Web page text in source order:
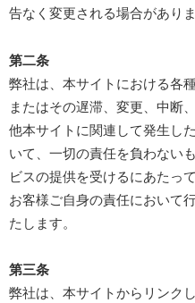
告なく変更される場合がありま
第二条
弊社は、本サイトにおける各
またはその遅滞、変更、中断
他本サイトに関連して発生し
いて、一切の責任を負わない
ビスの提供を受けるにあたっ
お客様ご自身の責任において
たします。
第三条
弊社は、本サイトからリンク